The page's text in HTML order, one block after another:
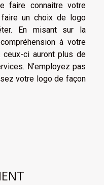
faire connaitre votre
un choix de logo
En misant sur la
à votre
ceux-ci auront plus de
N’employez pas
votre logo de façon